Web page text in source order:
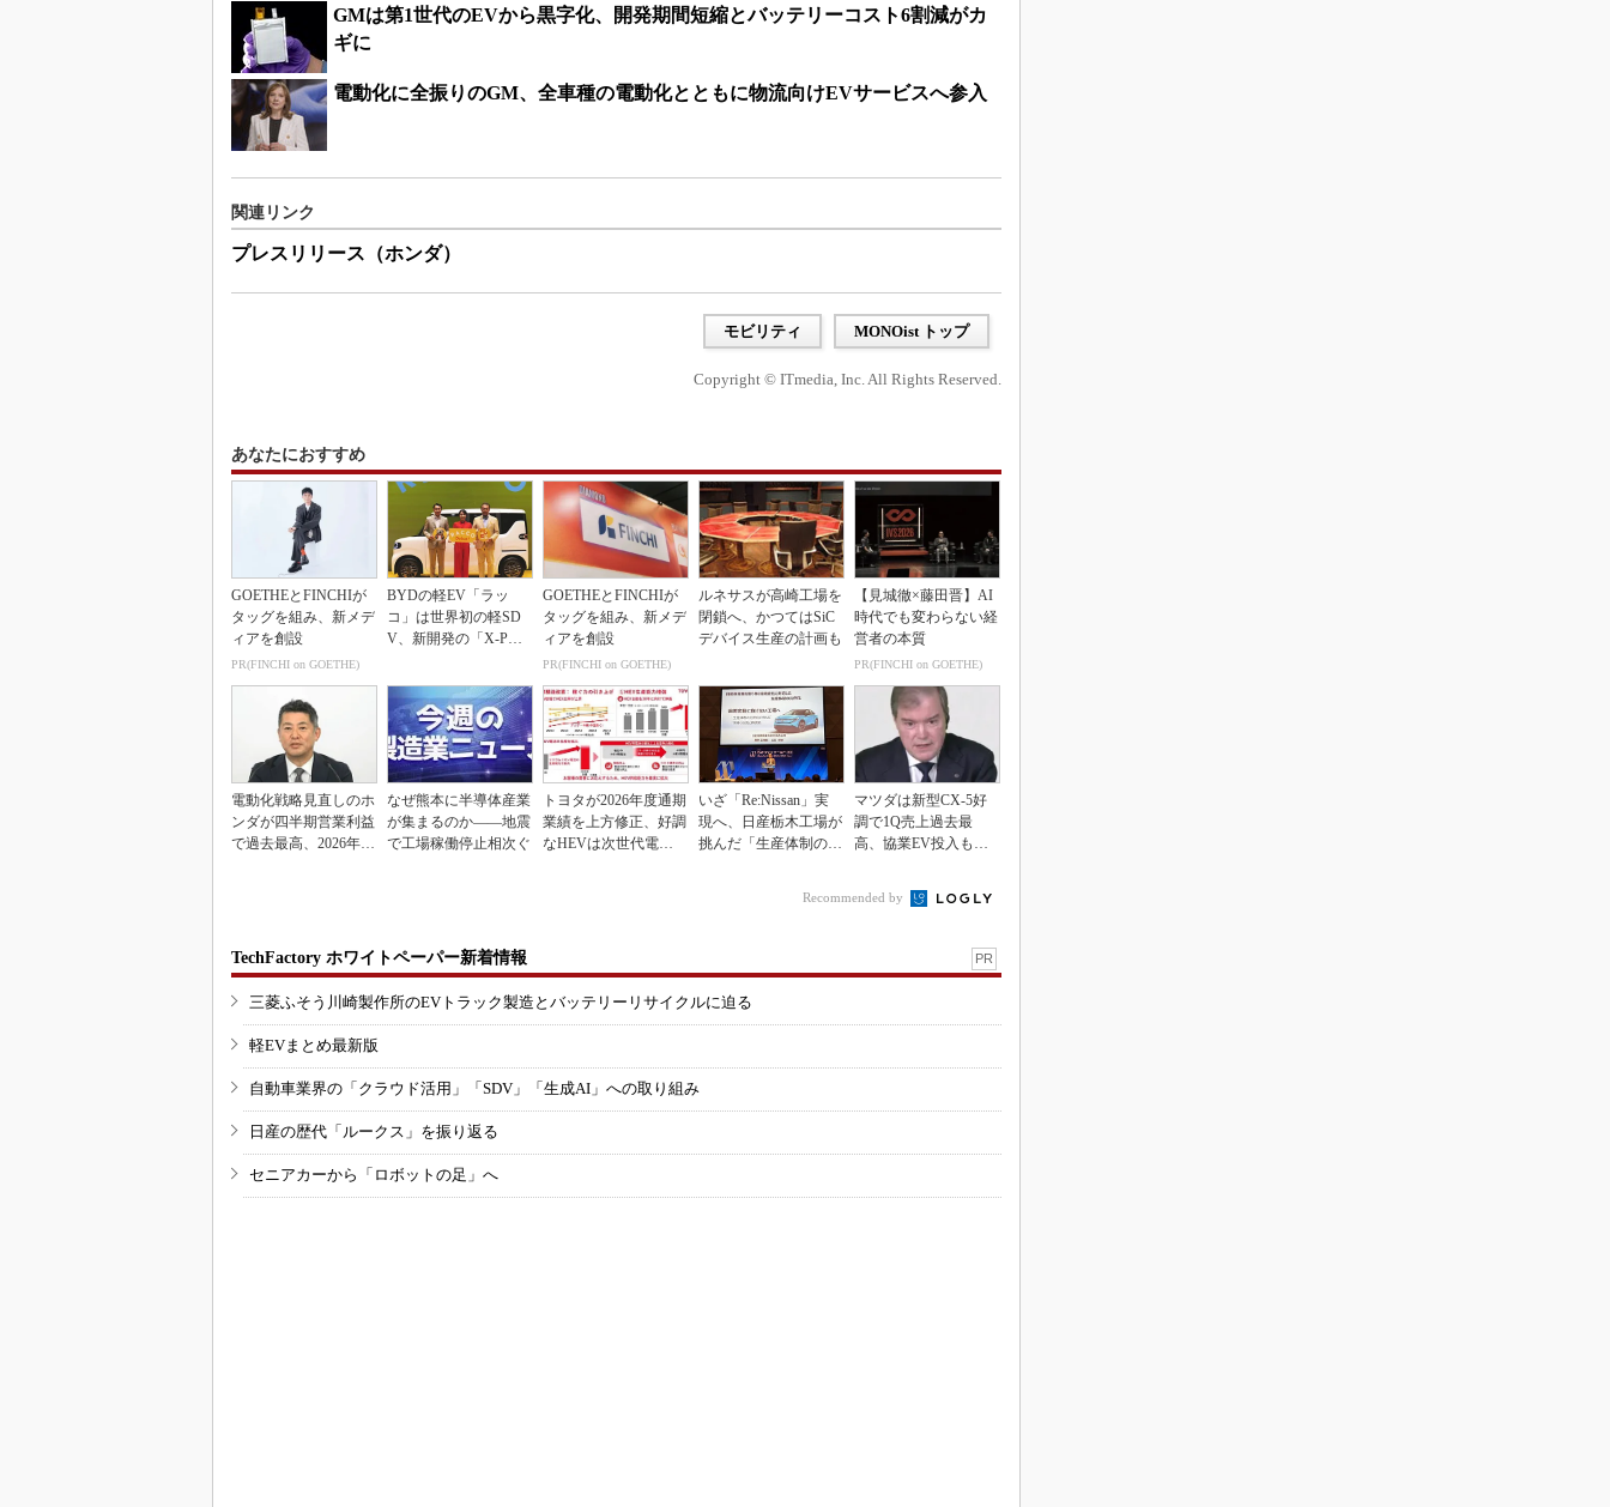
GMは第1世代のEVから黒字化、開発期間短縮とバッテリーコスト6割減がカ
ギに
電動化に全振りのGM、全車種の電動化とともに物流向けEVサービスへ参入
関連リンク
プレスリリース（ホンダ）
モビリティ MONOist トップ
Copyright © ITmedia, Inc. All Rights Reserved.
あなたにおすすめ
GOETHEとFINCHIが
タッグを組み、新メデ
ィアを創設
PR(FINCHI on GOETHE)
BYDの軽EV「ラッ
コ」は世界初の軽SD
V、新開発の「X-PAC
GOETHEとFINCHIが
タッグを組み、新メデ
ィアを創設
PR(FINCHI on GOETHE)
ルネサスが高崎工場を
閉鎖へ、かつてはSiC
デバイス生産の計画も
【見城徹×藤田晋】AI
時代でも変わらない経
営者の本質
PR(FINCHI on GOETHE)
電動化戦略見直しのホ
ンダが四半期営業利益
で過去最高、2026年度
なぜ熊本に半導体産業
が集まるのか――地震
で工場稼働停止相次ぐ
トヨタが2026年度通期
業績を上方修正、好調
なHEVは次世代電池
いざ「Re:Nissan」実
現へ、日産栃木工場が
挑んだ「生産体制の比
マツダは新型CX-5好
調で1Q売上過去最
高、協業EV投入も通
Recommended by
TechFactory ホワイトペーパー新着情報 PR
三菱ふそう川崎製作所のEVトラック製造とバッテリーリサイクルに迫る
軽EVまとめ最新版
自動車業界の「クラウド活用」「SDV」「生成AI」への取り組み
日産の歴代「ルークス」を振り返る
セニアカーから「ロボットの足」へ